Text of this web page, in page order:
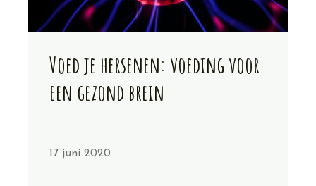
Voed je hersenen: voeding voor
een gezond brein
17 juni 2020